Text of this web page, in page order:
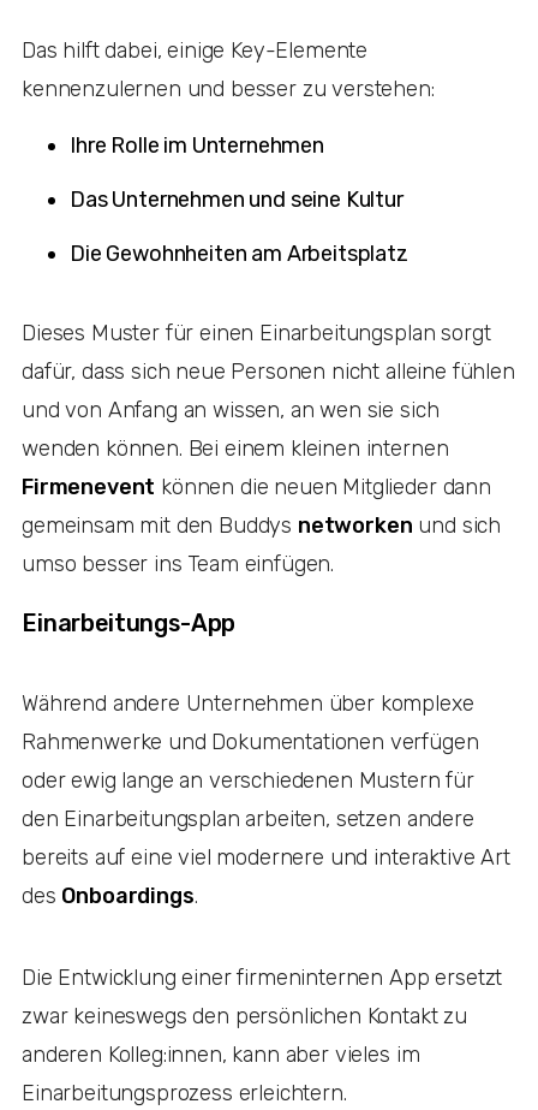
Das hilft dabei, einige Key-Elemente
kennenzulernen und besser zu verstehen:
Ihre Rolle im Unternehmen
Das Unternehmen und seine Kultur
Die Gewohnheiten am Arbeitsplatz
Dieses Muster für einen Einarbeitungsplan sorgt
dafür, dass sich neue Personen nicht alleine fühlen
und von Anfang an wissen, an wen sie sich
wenden können. Bei einem kleinen internen
Firmenevent können die neuen Mitglieder dann
gemeinsam mit den Buddys networken und sich
umso besser ins Team einfügen.
Einarbeitungs-App
Während andere Unternehmen über komplexe
Rahmenwerke und Dokumentationen verfügen
oder ewig lange an verschiedenen Mustern für
den Einarbeitungsplan arbeiten, setzen andere
bereits auf eine viel modernere und interaktive Art
des Onboardings.
Die Entwicklung einer firmeninternen App ersetzt
zwar keineswegs den persönlichen Kontakt zu
anderen Kolleg:innen, kann aber vieles im
Einarbeitungsprozess erleichtern.